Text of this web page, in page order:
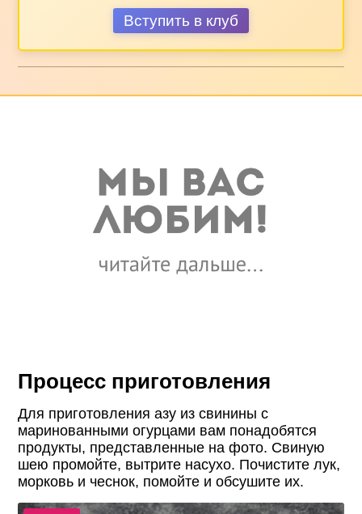
Вступить в клуб
Процесс приготовления
Для приготовления азу из свинины с
маринованными огурцами вам понадобятся
продукты, представленные на фото. Свиную
шею промойте, вытрите насухо. Почистите лук,
морковь и чеснок, помойте и обсушите их.